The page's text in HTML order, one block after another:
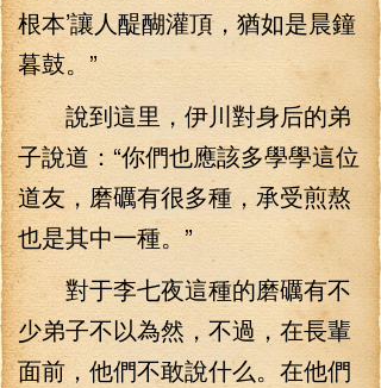
根本’讓人醍醐灌頂，猶如是晨鐘
暮鼓。”
說到這里，伊川對身后的弟
子說道：“你們也應該多學學這位
道友，磨礪有很多種，承受煎熬
也是其中一種。”
對于李七夜這種的磨礪有不
少弟子不以為然，不過，在長輩
面前，他們不敢說什么。在他們